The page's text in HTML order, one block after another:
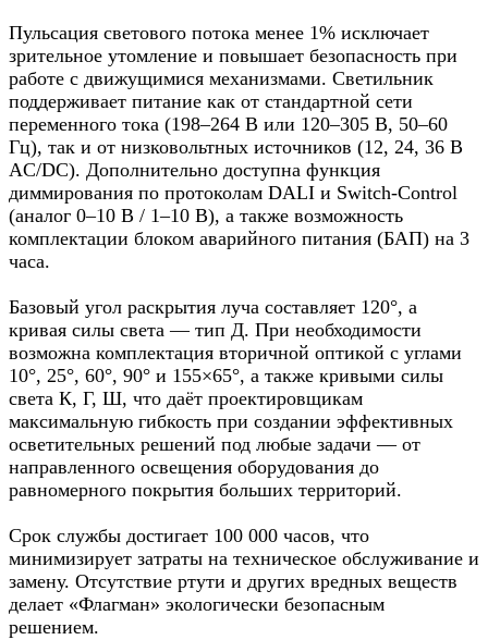
Пульсация светового потока менее 1% исключает
зрительное утомление и повышает безопасность при
работе с движущимися механизмами. Светильник
поддерживает питание как от стандартной сети
переменного тока (198–264 В или 120–305 В, 50–60
Гц), так и от низковольтных источников (12, 24, 36 В
AC/DC). Дополнительно доступна функция
диммирования по протоколам DALI и Switch-Control
(аналог 0–10 В / 1–10 В), а также возможность
комплектации блоком аварийного питания (БАП) на 3
часа.
Базовый угол раскрытия луча составляет 120°, а
кривая силы света — тип Д. При необходимости
возможна комплектация вторичной оптикой с углами
10°, 25°, 60°, 90° и 155×65°, а также кривыми силы
света К, Г, Ш, что даёт проектировщикам
максимальную гибкость при создании эффективных
осветительных решений под любые задачи — от
направленного освещения оборудования до
равномерного покрытия больших территорий.
Срок службы достигает 100 000 часов, что
минимизирует затраты на техническое обслуживание и
замену. Отсутствие ртути и других вредных веществ
делает «Флагман» экологически безопасным
решением.